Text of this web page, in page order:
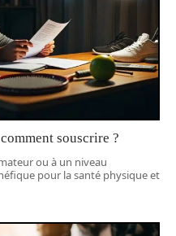
souscrire ?
ou à un niveau
pour la santé physique et